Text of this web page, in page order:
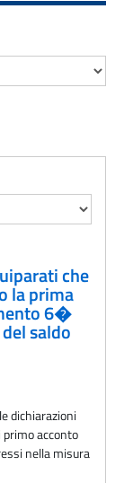
che
la prima
6�
saldo
dichiarazioni
acconto
nella misura